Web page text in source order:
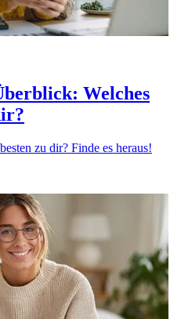
Welches
zu dir? Finde es heraus!